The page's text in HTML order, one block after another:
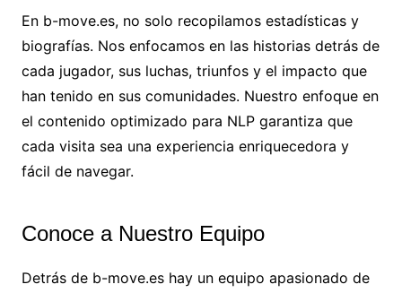
En b-move.es, no solo recopilamos estadísticas y
biografías. Nos enfocamos en las historias detrás de
cada jugador, sus luchas, triunfos y el impacto que
han tenido en sus comunidades. Nuestro enfoque en
el contenido optimizado para NLP garantiza que
cada visita sea una experiencia enriquecedora y
fácil de navegar.
Conoce a Nuestro Equipo
Detrás de b-move.es hay un equipo apasionado de